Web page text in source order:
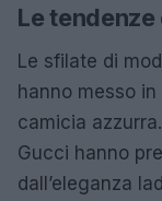
Le
Le sfilate di
hanno messo
camicia
Gucci hanno
dall’eleganza